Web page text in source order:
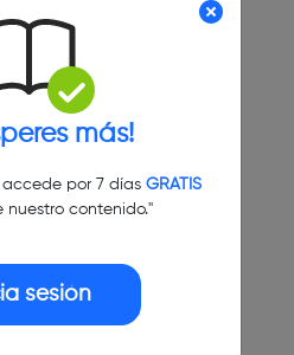
más!
por 7 días GRATIS
nuestro contenido."
sesión